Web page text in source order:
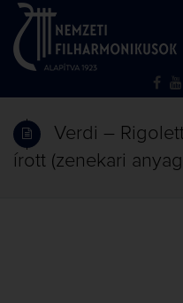
Verdi –
írott (zenekari